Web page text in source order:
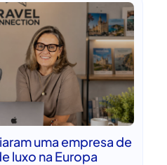
uma empresa de
luxo na Europa